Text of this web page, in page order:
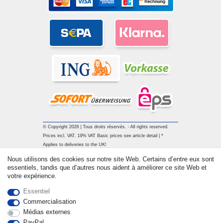
© Copyright 2026 | Tous droits réservés. - All rights reserved.
Prices incl. VAT. 19% VAT Basic prices see article detail | *
Applies to deliveries to the UK!
Nous utilisons des cookies sur notre site Web. Certains d’entre eux sont
essentiels, tandis que d’autres nous aident à améliorer ce site Web et
votre expérience.
Essentiel
Commercialisation
Médias externes
Rétracter le contrat ici Contact